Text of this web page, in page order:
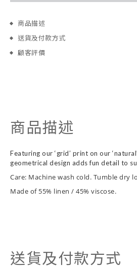
商品描述
送貨及付款方式
顧客評價
商品描述
Featuring our ‘grid’ print on our
geometrical design adds fun detail to
Care: Machine wash cold. Tumble dry
Made of 55% linen / 45% viscose.
送貨及付款方式